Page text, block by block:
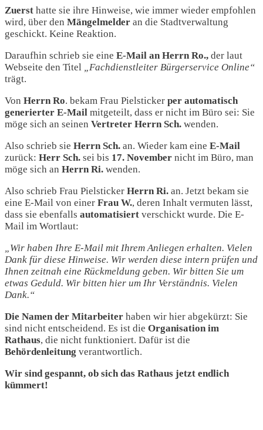
Zuerst hatte sie ihre Hinweise, wie immer wieder empfohlen
wird, über den Mängelmelder an die Stadtverwaltung
geschickt. Keine Reaktion.
Daraufhin schrieb sie eine E-Mail an Herrn Ro., der laut
Webseite den Titel „Fachdienstleiter Bürgerservice Online“
trägt.
Von Herrn Ro. bekam Frau Pielsticker per automatisch
generierter E-Mail mitgeteilt, dass er nicht im Büro sei: Sie
möge sich an seinen Vertreter Herrn Sch. wenden.
Also schrieb sie Herrn Sch. an. Wieder kam eine E-Mail
zurück: Herr Sch. sei bis 17. November nicht im Büro, man
möge sich an Herrn Ri. wenden.
Also schrieb Frau Pielsticker Herrn Ri. an. Jetzt bekam sie
eine E-Mail von einer Frau W., deren Inhalt vermuten lässt,
dass sie ebenfalls automatisiert verschickt wurde. Die E-
Mail im Wortlaut:
„Wir haben Ihre E-Mail mit Ihrem Anliegen erhalten. Vielen
Dank für diese Hinweise. Wir werden diese intern prüfen und
Ihnen zeitnah eine Rückmeldung geben. Wir bitten Sie um
etwas Geduld. Wir bitten hier um Ihr Verständnis. Vielen
Dank.“
Die Namen der Mitarbeiter haben wir hier abgekürzt: Sie
sind nicht entscheidend. Es ist die Organisation im
Rathaus, die nicht funktioniert. Dafür ist die
Behördenleitung verantwortlich.
Wir sind gespannt, ob sich das Rathaus jetzt endlich
kümmert!